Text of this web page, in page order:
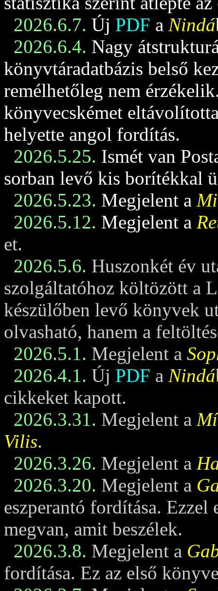
2026.6.7. Új PDF a Nindá
2026.6.4. Nagy
könyvtáradatbázis belső
remélhetőleg nem
könyvecskémet
helyette angol fordítás.
2026.5.25. Ismét van
sorban levő kis borítékkal
2026.5.23. Megjelent a
2026.5.12. Megjelent a
et.
2026.5.6. Huszonkét év
szolgáltatóhoz költözött a
készülőben levő könyvek
olvasható, hanem a
2026.5.1. Megjelent a
2026.4.1. Új PDF a Nindá
cikkeket kapott.
2026.3.31. Megjelent a
Vilis.
2026.3.26. Megjelent a
2026.3.20. Megjelent a
eszperantó fordítása. Ezzel
megvan, amit beszélek.
2026.3.8. Megjelent a
fordítása. Ez az első